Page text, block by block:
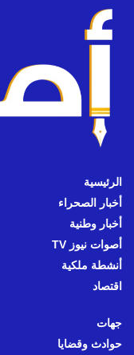
الرئيسية
أخبار الصحراء
أخبار وطنية
أصوات نيوز TV
أنشطة ملكية
اقتصاد
جهات
حوادث وقضايا